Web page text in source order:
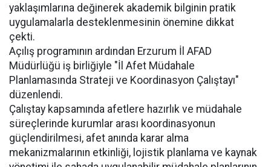
yaklaşımlarına değinerek akademik bilginin pratik
uygulamalarla desteklenmesinin önemine dikkat
çekti.
Açılış programının ardından Erzurum İl AFAD
Müdürlüğü iş birliğiyle "İl Afet Müdahale
Planlamasında Strateji ve Koordinasyon Çalıştayı"
düzenlendi.
Çalıştay kapsamında afetlere hazırlık ve müdahale
süreçlerinde kurumlar arası koordinasyonun
güçlendirilmesi, afet anında karar alma
mekanizmalarının etkinliği, lojistik planlama ve kaynak